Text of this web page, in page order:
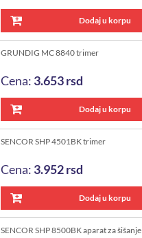
Dodaj u korpu
GRUNDIG MC 8840 trimer
Cena: 3.653rsd
Dodaj u korpu
SENCOR SHP 4501BK trimer
Cena: 3.952rsd
Dodaj u korpu
SENCOR SHP 8500BK aparat za šišanje